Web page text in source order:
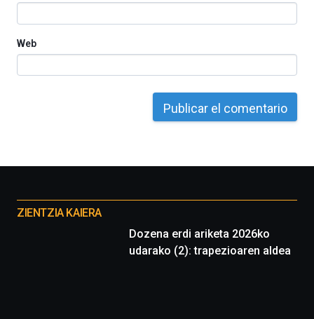
Web
proyectos
ZIENTZIA KAIERA
Dozena erdi ariketa 2026ko
udarako (2): trapezioaren aldea